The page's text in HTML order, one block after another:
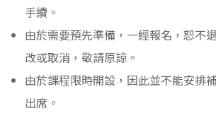
手續。
由於需要預先準備，一經報名，恕不
改或取消，敬請原諒。
由於課程限時開設，因此並不能安排
出席。